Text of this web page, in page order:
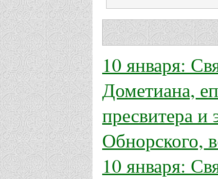
10 января:
Дометиана,
пресвитера
Обнорского,
10 января: